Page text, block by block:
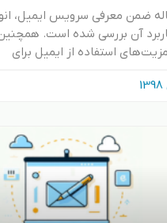
ضمن معرفی سرویس ایمیل،
آن بررسی شده است. همچنین
استفاده از ایمیل برای